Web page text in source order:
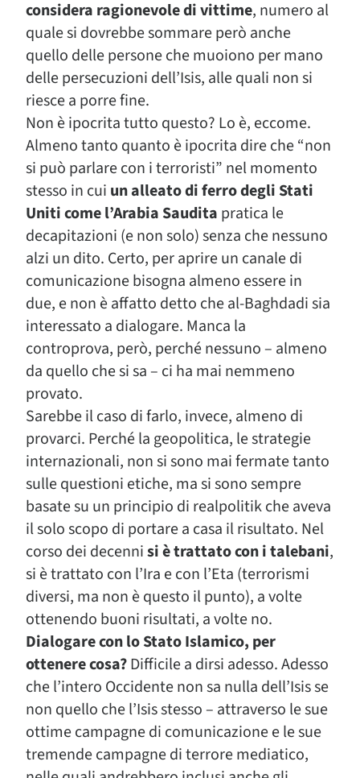
considera ragionevole di vittime, numero al
quale si dovrebbe sommare però anche
quello delle persone che muoiono per mano
delle persecuzioni dell’Isis, alle quali non si
riesce a porre fine.
Non è ipocrita tutto questo? Lo è, eccome.
Almeno tanto quanto è ipocrita dire che “non
si può parlare con i terroristi” nel momento
stesso in cui un alleato di ferro degli Stati
Uniti come l’Arabia Saudita pratica le
decapitazioni (e non solo) senza che nessuno
alzi un dito. Certo, per aprire un canale di
comunicazione bisogna almeno essere in
due, e non è affatto detto che al-Baghdadi sia
interessato a dialogare. Manca la
controprova, però, perché nessuno – almeno
da quello che si sa – ci ha mai nemmeno
provato.
Sarebbe il caso di farlo, invece, almeno di
provarci. Perché la geopolitica, le strategie
internazionali, non si sono mai fermate tanto
sulle questioni etiche, ma si sono sempre
basate su un principio di realpolitik che aveva
il solo scopo di portare a casa il risultato. Nel
corso dei decennisi è trattato con i talebani,
si è trattato con l’Ira e con l’Eta (terrorismi
diversi, ma non è questo il punto), a volte
ottenendo buoni risultati, a volte no.
Dialogare con lo Stato Islamico, per
ottenere cosa?Difficile a dirsi adesso. Adesso
che l’intero Occidente non sa nulla dell’Isis se
non quello che l’Isis stesso – attraverso le sue
ottime campagne di comunicazione e le sue
tremende campagne di terrore mediatico,